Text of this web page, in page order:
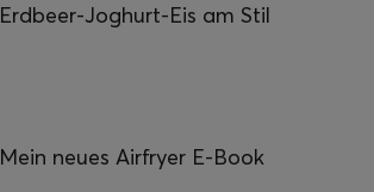
Erdbeer-Joghurt-Eis am Stil
Mein neues Airfryer E-Book